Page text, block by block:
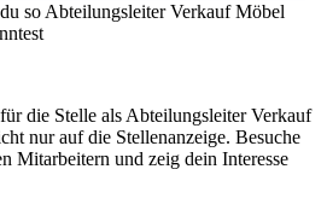
so Abteilungsleiter Verkauf Möbel
die Stelle als Abteilungsleiter Verkauf
nur auf die Stellenanzeige. Besuche
Mitarbeitern und zeig dein Interesse